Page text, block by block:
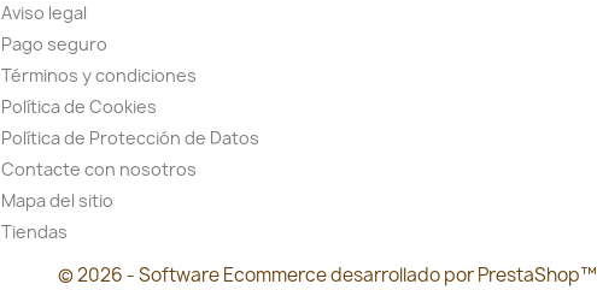
Aviso legal
Pago seguro
Términos y condiciones
Política de Cookies
Política de Protección de Datos
Contacte con nosotros
Mapa del sitio
Tiendas
© 2026 - Software Ecommerce desarrollado por PrestaShop™